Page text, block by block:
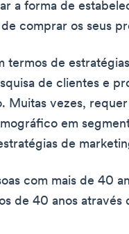
a forma de
comprar os seus
termos de estratégias
de clientes e
Muitas vezes, requer
em
de
com mais de 40
de 40 anos através